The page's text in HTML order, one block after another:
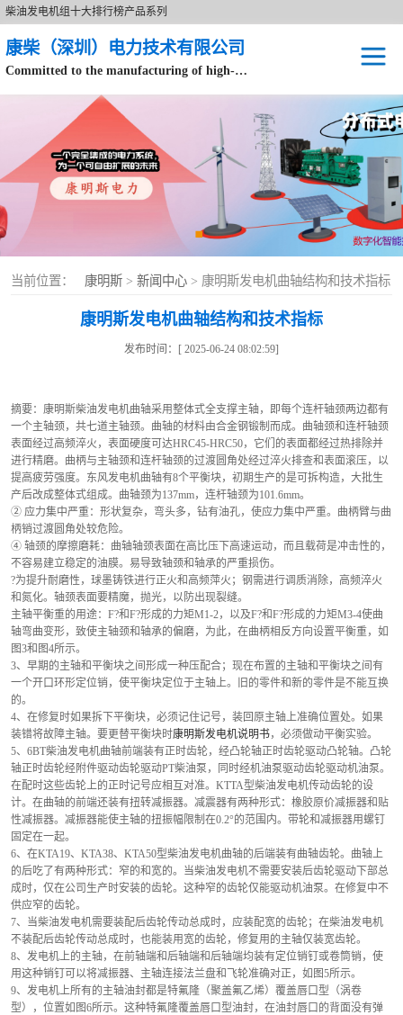
柴油发电机组十大排行榜产品系列
康柴（深圳）电力技术有限公司
Committed to the manufacturing of high-end brand diesel generator sets.
当前位置： 康明斯 > 新闻中心 > 康明斯发电机曲轴结构和技术指标
康明斯发电机曲轴结构和技术指标
发布时间：[ 2025-06-24 08:02:59]
摘要：康明斯柴油发电机曲轴采用整体式全支撑主轴，即每个连杆轴颈两边都有
一个主轴颈，共七道主轴颈。曲轴的材料由合金钢锻制而成。曲轴颈和连杆轴颈
表面经过高频淬火，表面硬度可达HRC45-HRC50，它们的表面都经过热排除并
进行精磨。曲柄与主轴颈和连杆轴颈的过渡圆角处经过淬火排查和表面滚压，以
提高疲劳强度。东风发电机曲轴有8个平衡块，初期生产的是可拆构造，大批生
产后改成整体式组成。曲轴颈为137mm，连杆轴颈为101.6mm。
② 应力集中严重：形状复杂，弯头多，钻有油孔，使应力集中严重。曲柄臂与曲
柄销过渡圆角处较危险。
④ 轴颈的摩擦磨耗：曲轴轴颈表面在高比压下高速运动，而且载荷是冲击性的，
不容易建立稳定的油膜。易导致轴颈和轴承的严重损伤。
?为提升耐磨性，球墨铸铁进行正火和高频萍火；钢需进行调质消除，高频淬火
和氮化。轴颈表面要精魔，抛光，以防出现裂缝。
主轴平衡重的用途：F?和F?形成的力矩M1-2，以及F?和F?形成的力矩M3-4使曲
轴弯曲变形，致使主轴颈和轴承的偏磨，为此，在曲柄相反方向设置平衡重，如
图3和图4所示。
3、早期的主轴和平衡块之间形成一种压配合；现在布置的主轴和平衡块之间有
一个开口环形定位销，使平衡块定位于主轴上。旧的零件和新的零件是不能互换
的。
4、在修复时如果拆下平衡块，必须记住记号，装回原主轴上准确位置处。如果
装错将故障主轴。要更替平衡块时康明斯发电机说明书，必须做动平衡实验。
5、6BT柴油发电机曲轴前端装有正时齿轮，经凸轮轴正时齿轮驱动凸轮轴。凸轮
轴正时齿轮经附件驱动齿轮驱动PT柴油泵，同时经机油泵驱动齿轮驱动机油泵。
在配时这些齿轮上的正时记号应相互对准。KTTA型柴油发电机传动齿轮的设
计。在曲轴的前端还装有扭转减振器。减震器有两种形式：橡胶原价减振器和贴
性减振器。减振器能使主轴的扭振幅限制在0.2°的范围内。带轮和减振器用螺钉
固定在一起。
6、在KTA19、KTA38、KTA50型柴油发电机曲轴的后端装有曲轴齿轮。曲轴上
的后吃了有两种形式：窄的和宽的。当柴油发电机不需要安装后齿轮驱动下部总
成时，仅在公司生产时安装的齿轮。这种窄的齿轮仅能驱动机油泵。在修复中不
供应窄的齿轮。
7、当柴油发电机需要装配后齿轮传动总成时，应装配宽的齿轮；在柴油发电机
不装配后齿轮传动总成时，也能装用宽的齿轮，修复用的主轴仅装宽齿轮。
8、发电机上的主轴，在前轴端和后轴端和后轴端均装有定位销钉或卷筒销，使
用这种销钉可以将减振器、主轴连接法兰盘和飞轮准确对正，如图5所示。
9、发电机上所有的主轴油封都是特氟隆（聚盖氟乙烯）覆盖唇口型（涡卷
型），位置如图6所示。这种特氟隆覆盖唇口型油封，在油封唇口的背面没有弹
静音型
移动电站
康明斯配件